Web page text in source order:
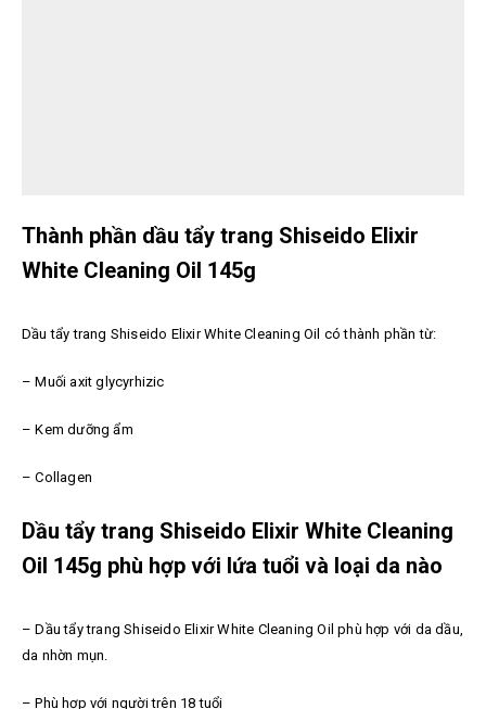
Thành phần dầu tẩy trang Shiseido Elixir
White Cleaning Oil 145g
Dầu tẩy trang Shiseido Elixir White Cleaning Oil có thành phần từ:
– Muối axit glycyrhizic
– Kem dưỡng ẩm
– Collagen
Dầu tẩy trang Shiseido Elixir White Cleaning
Oil 145g phù hợp với lứa tuổi và loại da nào
–Dầu tẩy trang Shiseido Elixir White Cleaning Oil p hù hợp với da dầu,
da nhờn mụn.
– Phù hợp với người trên 18 tuổi